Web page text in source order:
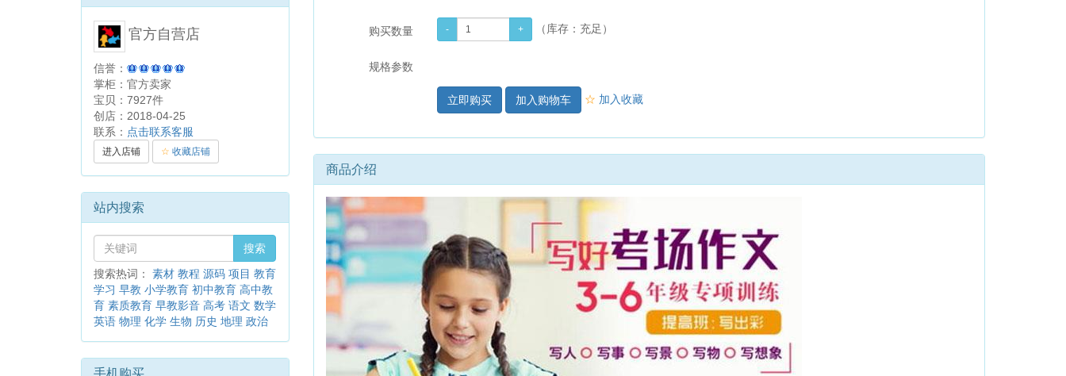
官方自营店
信誉：
掌柜：官方卖家
宝贝：7927件
创店：2018-04-25
联系： 点击联系客服
进入店铺 ☆ 收藏店铺
站内搜索
搜索
搜索热词： 素材 教程 源码 项目 教育
学习 早教 小学教育 初中教育 高中教
育 素质教育 早教影音 高考 语文 数学
英语 物理 化学 生物 历史 地理 政治
手机购买
购买数量 （库存： 充足 ）
规格参数
加入购物车 ☆ 加入收藏
商品介绍